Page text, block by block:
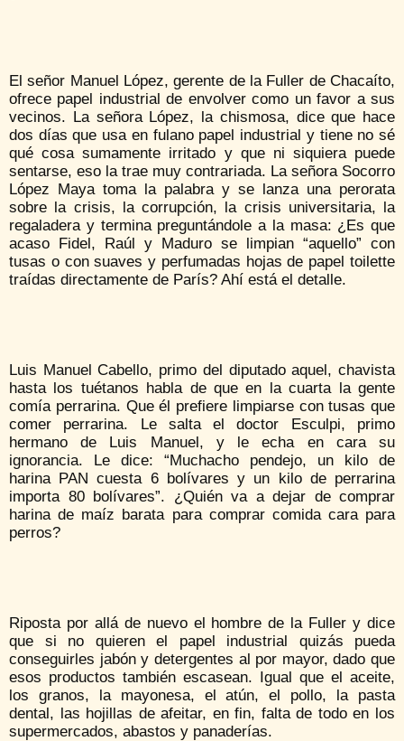
El señor Manuel López, gerente de la Fuller de Chacaíto,
ofrece papel industrial de envolver como un favor a sus
vecinos. La señora López, la chismosa, dice que hace
dos días que usa en fulano papel industrial y tiene no sé
qué cosa sumamente irritado y que ni siquiera puede
sentarse, eso la trae muy contrariada. La señora Socorro
López Maya toma la palabra y se lanza una perorata
sobre la crisis, la corrupción, la crisis universitaria, la
regaladera y termina preguntándole a la masa: ¿Es que
acaso Fidel, Raúl y Maduro se limpian “aquello” con
tusas o con suaves y perfumadas hojas de papel toilette
traídas directamente de París? Ahí está el detalle.
Luis Manuel Cabello, primo del diputado aquel, chavista
hasta los tuétanos habla de que en la cuarta la gente
comía perrarina. Que él prefiere limpiarse con tusas que
comer perrarina. Le salta el doctor Esculpi, primo
hermano de Luis Manuel, y le echa en cara su
ignorancia. Le dice: “Muchacho pendejo, un kilo de
harina PAN cuesta 6 bolívares y un kilo de perrarina
importa 80 bolívares”. ¿Quién va a dejar de comprar
harina de maíz barata para comprar comida cara para
perros?
Riposta por allá de nuevo el hombre de la Fuller y dice
que si no quieren el papel industrial quizás pueda
conseguirles jabón y detergentes al por mayor, dado que
esos productos también escasean. Igual que el aceite,
los granos, la mayonesa, el atún, el pollo, la pasta
dental, las hojillas de afeitar, en fin, falta de todo en los
supermercados, abastos y panaderías.